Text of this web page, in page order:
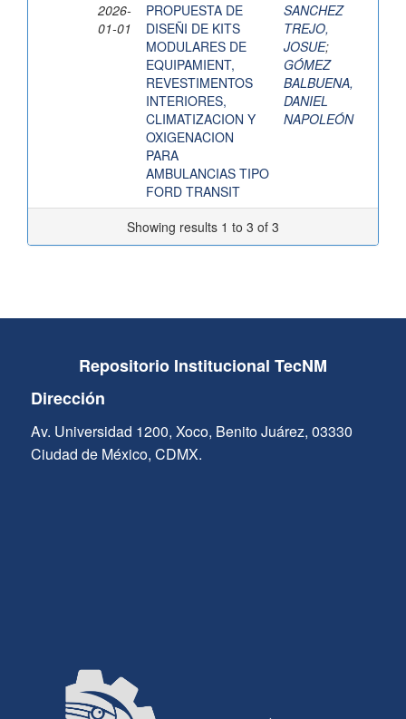
2026-
01-01
PROPUESTA DE
DISEÑI DE KITS
MODULARES DE
EQUIPAMIENT,
REVESTIMENTOS
INTERIORES,
CLIMATIZACION Y
OXIGENACION
PARA
AMBULANCIAS TIPO
FORD TRANSIT
SANCHEZ
TREJO,
JOSUE;
GÓMEZ
BALBUENA,
DANIEL
NAPOLEÓN
Showing results 1 to 3 of 3
Repositorio Institucional TecNM
Dirección
Av. Universidad 1200, Xoco, Benito Juárez, 03330
Ciudad de México, CDMX.